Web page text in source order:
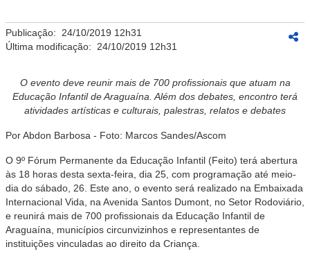
Publicação: 24/10/2019 12h31
Última modificação: 24/10/2019 12h31
O evento deve reunir mais de 700 profissionais que atuam na
Educação Infantil de Araguaína. Além dos debates, encontro terá
atividades artísticas e culturais, palestras, relatos e debates
Por Abdon Barbosa - Foto: Marcos Sandes/Ascom
O 9º Fórum Permanente da Educação Infantil (Feito) terá abertura
às 18 horas desta sexta-feira, dia 25, com programação até meio-
dia do sábado, 26. Este ano, o evento será realizado na Embaixada
Internacional Vida, na Avenida Santos Dumont, no Setor Rodoviário,
e reunirá mais de 700 profissionais da Educação Infantil de
Araguaína, municípios circunvizinhos e representantes de
instituições vinculadas ao direito da Criança.